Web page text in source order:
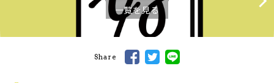
一覧を見る
Share